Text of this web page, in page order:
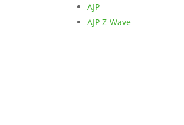
AJP
AJP Z-Wave